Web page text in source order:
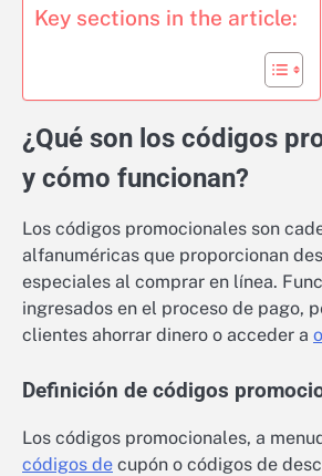
Key sections in the article:
¿Qué son los códigos
y cómo funcionan?
Los códigos promocionales son
alfanuméricas que proporcionan
especiales al comprar en línea.
ingresados en el proceso de pago,
clientes ahorrar dinero o acceder a
Definición de códigos
Los códigos promocionales, a
códigos de cupón o códigos de